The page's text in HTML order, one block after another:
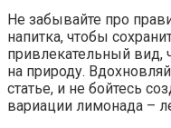
Не забывайте про
напитка, чтобы
привлекательный вид,
на природу.
статье, и не бойтесь
вариации лимонада –